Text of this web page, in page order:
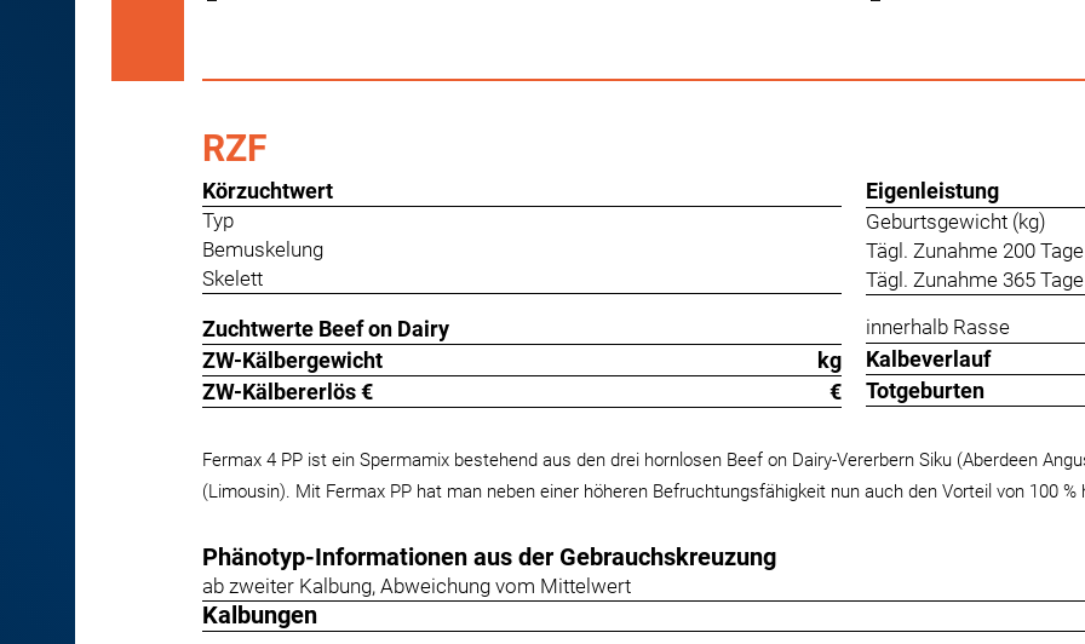
RZF
Körzuchtwert
Typ
Bemuskelung
Skelett
Eigenleistung
Geburtsgewicht (kg)
Tägl. Zunahme 200
Tägl. Zunahme 365
Zuchtwerte Beef on Dairy
ZW-Kälbergewicht
kg
ZW-Kälbererlös €
€
innerhalb Rasse
Kalbeverlauf
Totgeburten
Fermax 4 PP ist ein Spermamix bestehend aus den drei hornlosen Beef on Dairy-Vererbern Siku (Aberdeen
(Limousin). Mit Fermax PP hat man neben einer höheren Befruchtungsfähigkeit nun auch den Vorteil von 100
Phänotyp-Informationen aus der Gebrauchskreuzung
ab zweiter Kalbung, Abweichung vom Mittelwert
Kalbungen